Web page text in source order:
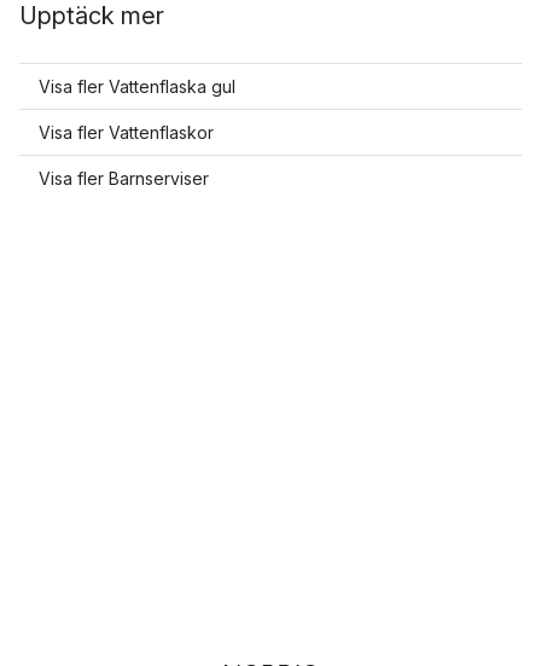
Upptäck mer
Visa fler Vattenflaska gul
Visa fler Vattenflaskor
Visa fler Barnserviser